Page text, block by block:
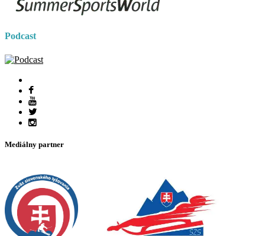
Podcast
Mediálny partner